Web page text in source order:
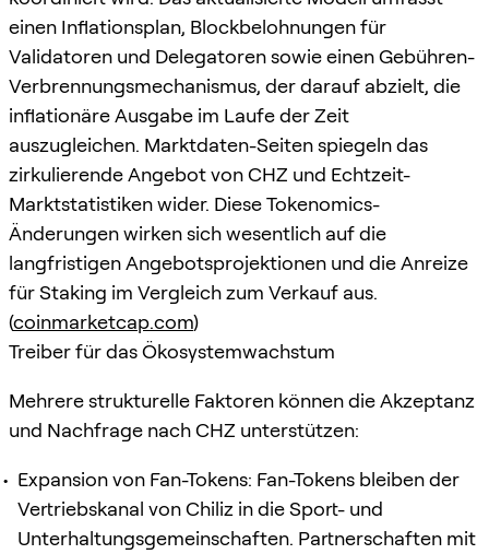
einen Inflationsplan, Blockbelohnungen für
Validatoren und Delegatoren sowie einen Gebühren-
Verbrennungsmechanismus, der darauf abzielt, die
inflationäre Ausgabe im Laufe der Zeit
auszugleichen. Marktdaten-Seiten spiegeln das
zirkulierende Angebot von CHZ und Echtzeit-
Marktstatistiken wider. Diese Tokenomics-
Änderungen wirken sich wesentlich auf die
langfristigen Angebotsprojektionen und die Anreize
für Staking im Vergleich zum Verkauf aus.
(coinmarketcap.com)
Treiber für das Ökosystemwachstum
Mehrere strukturelle Faktoren können die Akzeptanz
und Nachfrage nach CHZ unterstützen:
Expansion von Fan-Tokens: Fan-Tokens bleiben der
Vertriebskanal von Chiliz in die Sport- und
Unterhaltungsgemeinschaften. Partnerschaften mit